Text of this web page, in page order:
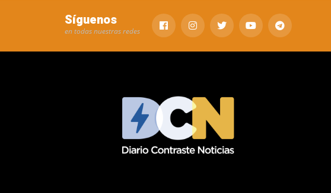
Síguenos
en todas nuestras redes